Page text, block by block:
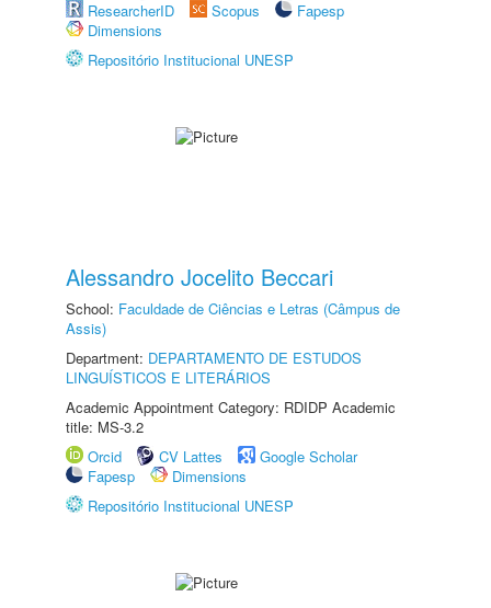
ResearcherID
Scopus
Fapesp
Dimensions
Repositório Institucional UNESP
Alessandro Jocelito Beccari
School: Faculdade de Ciências e Letras (Câmpus de
Assis)
Department: DEPARTAMENTO DE ESTUDOS
LINGUÍSTICOS E LITERÁRIOS
Academic Appointment Category: RDIDP Academic
title: MS-3.2
Orcid
CV Lattes
Google Scholar
Fapesp
Dimensions
Repositório Institucional UNESP